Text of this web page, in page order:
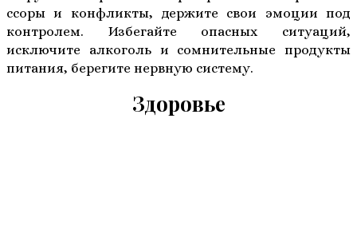
ссоры и конфликты, держите свои эмоции под
контролем. Избегайте опасных ситуаций,
исключите алкоголь и сомнительные продукты
питания, берегите нервную систему.
Здоровье